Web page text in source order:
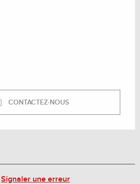
CONTACTEZ-NOUS
Signaler une erreur